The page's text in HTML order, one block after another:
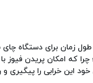
برای دستگاه چای
که امکان پریدن فیوز
این خرابی را پیگیری و